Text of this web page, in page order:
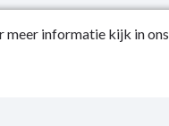
meer informatie kijk in ons